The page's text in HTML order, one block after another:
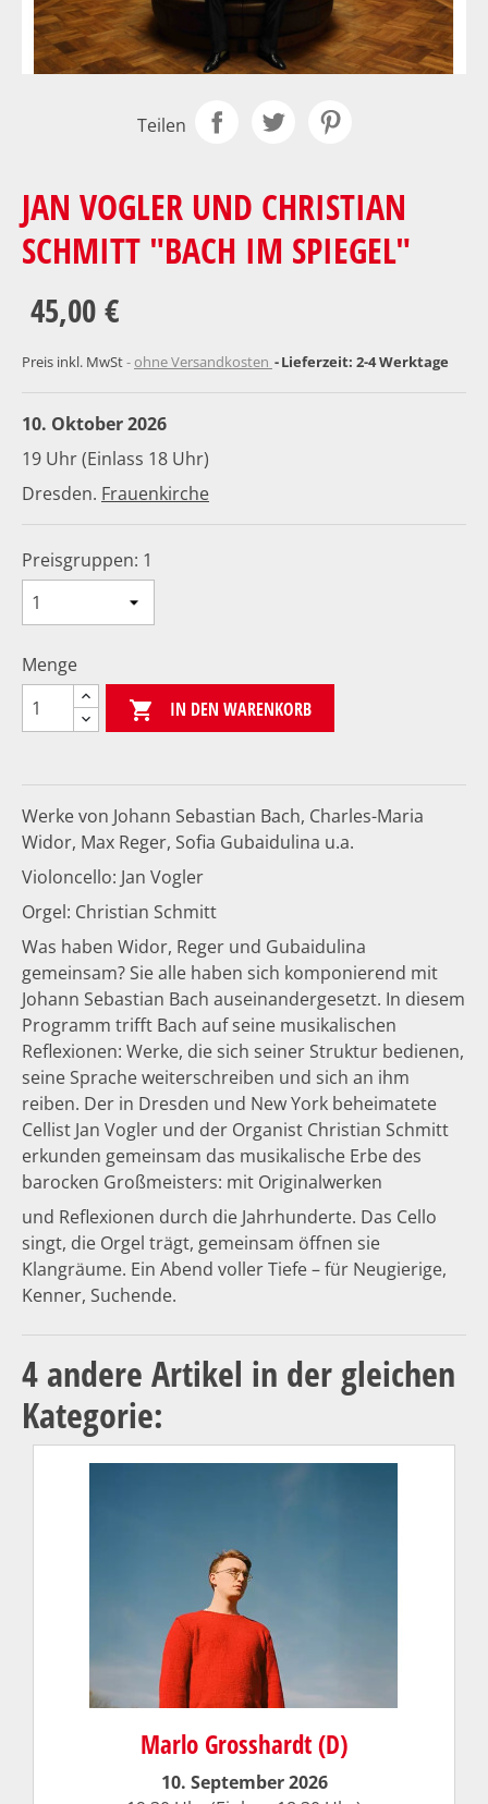
Teilen
JAN VOGLER UND CHRISTIAN
SCHMITT "BACH IM SPIEGEL"
45,00 €
Preis inkl. MwSt ohne Versandkosten Lieferzeit: 2-4 Werktage
10. Oktober 2026
19 Uhr (Einlass 18 Uhr)
Dresden. Frauenkirche
Preisgruppen: 1
Menge
 IN DEN WARENKORB
Werke von Johann Sebastian Bach, Charles-Maria
Widor, Max Reger, Sofia Gubaidulina u.a.
Violoncello: Jan Vogler
Orgel: Christian Schmitt
Was haben Widor, Reger und Gubaidulina
gemeinsam? Sie alle haben sich komponierend mit
Johann Sebastian Bach auseinandergesetzt. In diesem
Programm trifft Bach auf seine musikalischen
Reflexionen: Werke, die sich seiner Struktur bedienen,
seine Sprache weiterschreiben und sich an ihm
reiben. Der in Dresden und New York beheimatete
Cellist Jan Vogler und der Organist Christian Schmitt
erkunden gemeinsam das musikalische Erbe des
barocken Großmeisters: mit Originalwerken
und Reflexionen durch die Jahrhunderte. Das Cello
singt, die Orgel trägt, gemeinsam öffnen sie
Klangräume. Ein Abend voller Tiefe – für Neugierige,
Kenner, Suchende.
4 andere Artikel in der gleichen
Kategorie:
Marlo Grosshardt (D)
10. September 2026